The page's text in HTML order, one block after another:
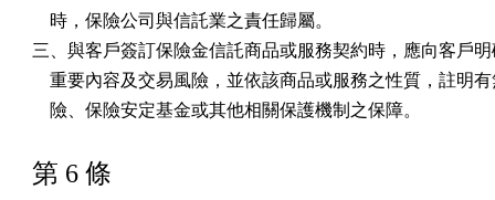
    時，保險公司與信託業之責任歸屬。
三、與客戶簽訂保險金信託商品或服務契約時，應向客戶
重要內容及交易風險，並依該商品或服務之性質，註明
    險、保險安定基金或其他相關保護機制之保障。
第 6 條